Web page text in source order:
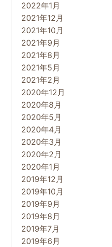
2022年1月
2021年12月
2021年10月
2021年9月
2021年8月
2021年5月
2021年2月
2020年12月
2020年8月
2020年5月
2020年4月
2020年3月
2020年2月
2020年1月
2019年12月
2019年10月
2019年9月
2019年8月
2019年7月
2019年6月